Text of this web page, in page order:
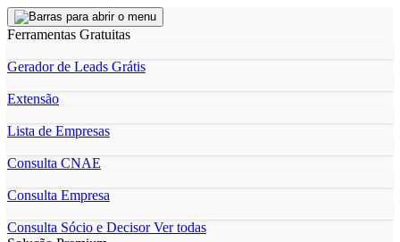
Ferramentas Gratuitas
Gerador de Leads Grátis
Extensão
Lista de Empresas
Consulta CNAE
Consulta Empresa
Consulta Sócio e DecisorVer todas